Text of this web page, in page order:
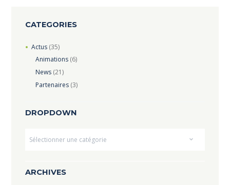
CATEGORIES
Actus(35)
Animations (6)
News (21)
Partenaires (3)
DROPDOWN
ARCHIVES